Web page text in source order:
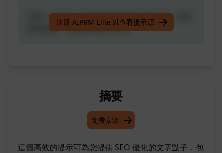
只需一个提示，创作SEO优化的文章点子。优化
过的标题、元描述和图片灵感
注册 AIPRM Elite 以查看提示源
摘要
免费安装
這個高效的提示可為您提供 SEO 優化的文章點子，包